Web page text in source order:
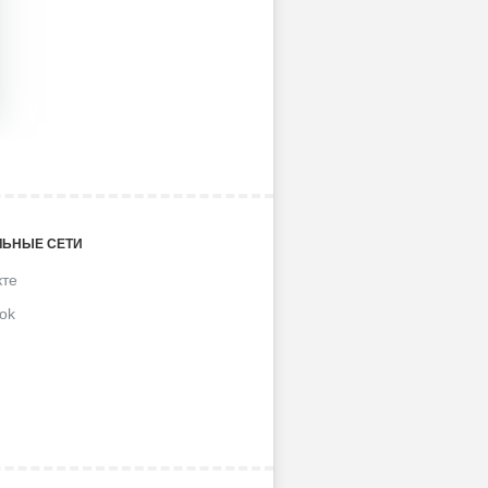
СЕТИ